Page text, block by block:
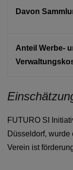
Davon
Anteil Werbe-
FUTURO SI
Düsseldorf,
Verein ist